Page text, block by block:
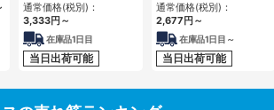
通常価格(税別)：
3,333円 ～
在庫品1日目
当日出荷可能
通常価格(税別)：
2,677 円 ～
在庫品1日目～
当日出荷可能